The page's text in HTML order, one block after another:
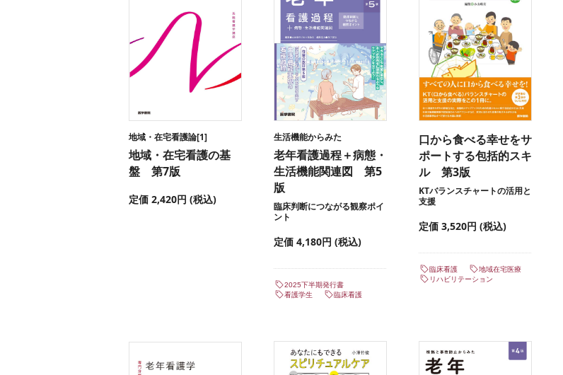
地域・在宅看護論[1]
地域・在宅看護の基
盤 第7版
定価 2,420円 (税込)
生活機能からみた
老年看護過程＋病態・
生活機能関連図 第5
版
臨床判断につながる観察ポイ
ント
定価 4,180円 (税込)
2025下半期発行書
看護学生
臨床看護
口から食べる幸せをサ
ポートする包括的スキ
ル 第3版
KTバランスチャートの活用と
支援
定価 3,520円 (税込)
臨床看護
地域在宅医療
リハビリテーション